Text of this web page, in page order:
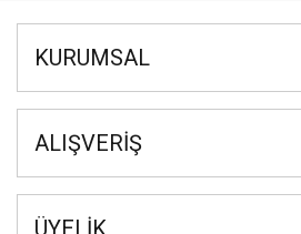
KURUMSAL
ALIŞVERİŞ
ÜYELİK